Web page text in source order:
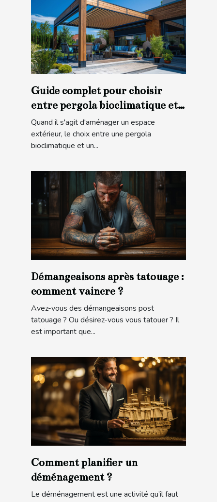
Guide complet pour choisir
entre pergola bioclimatique et
store banne
Quand il s'agit d'aménager un espace
extérieur, le choix entre une pergola
bioclimatique et un...
Démangeaisons après tatouage :
comment vaincre ?
Avez-vous des démangeaisons post
tatouage ? Ou désirez-vous vous tatouer ? Il
est important que...
Comment planifier un
déménagement ?
Le déménagement est une activité qu’il faut